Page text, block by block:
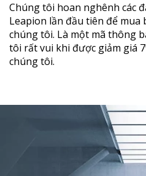
Chúng tôi hoan nghênh các
Leapion lần đầu tiên để mua
chúng tôi. Là một mã thông
tôi rất vui khi được giảm giá
chúng tôi.